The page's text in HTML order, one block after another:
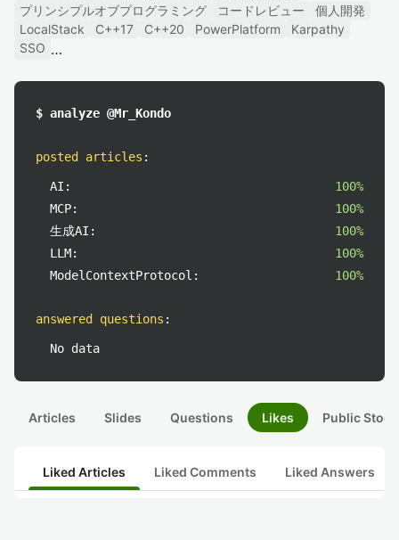
プリンシプルオブプログラミング
コードレビュー
個人開発
LocalStack
C++17 C++20 PowerPlatform
Karpathy
SSO
$ analyze @Mr_Kondo
posted articles :
AI:
100%
MCP:
100%
生成AI:
100%
LLM:
100%
ModelContextProtocol:
100%
answered questions :
No data
Articles Slides Questions Likes Public
Liked Articles Liked Comments Liked Answers